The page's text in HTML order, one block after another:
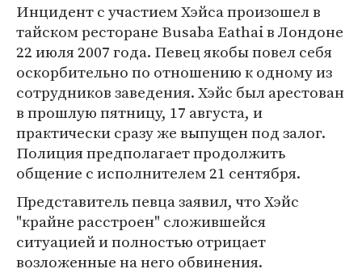
Инцидент с участием Хэйса произошел в
тайском ресторане Busaba Eathai в Лондоне
22 июля 2007 года. Певец якобы повел себя
оскорбительно по отношению к одному из
сотрудников заведения. Хэйс был арестован
в прошлую пятницу, 17 августа, и
практически сразу же выпущен под залог.
Полиция предполагает продолжить
общение с исполнителем 21 сентября.
Представитель певца заявил, что Хэйс
"крайне расстроен" сложившейся
ситуацией и полностью отрицает
возложенные на него обвинения.